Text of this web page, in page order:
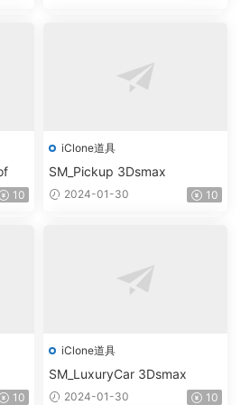
10
iClone道具
SM_Pickup 3Dsmax
2024-01-30 10
10
iClone道具
SM_LuxuryCar 3Dsmax
2024-01-30 10